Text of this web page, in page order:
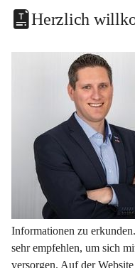
Herzlich
Informationen zu
sehr empfehlen, um sich
versorgen. Auf der